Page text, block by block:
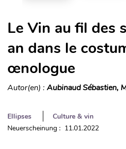
Le Vin au fil des
an dans le
œnologue
Autor(en) : Aubinaud Sébastien,
Ellipses
Culture & vin
Neuerscheinung : 11.01.2022